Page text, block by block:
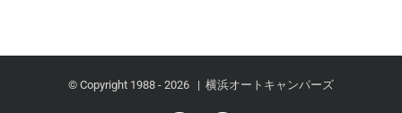
© Copyright 1988 - 2026 | 横浜オートキャンパーズ